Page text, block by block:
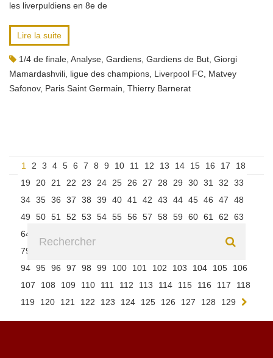
les liverpuldiens en 8e de
Lire la suite
1/4 de finale Analyse Gardiens Gardiens de But Giorgi
Mamardashvili ligue des champions Liverpool FC Matvey
Safonov, Paris Saint Germain Thierry Barnerat
1 2 3 4 5 6 7 8 9 10 11 12 13 14 15 16 17
18
19
20 21 22 23 24 25 26 27 28 29 30 31 32
33
34 35 36 37 38 39 40 41 42 43 44 45 46 47
48
49
50 51 52 53 54 55 56 57 58 59 60 61 62
63
64
79
94 95 96 97 98 99 100 101 102 103 104 105
106
107
108 109 110 111 112 113 114 115 116 117
118
119
120 121 122 123 124 125 126 127 128 129